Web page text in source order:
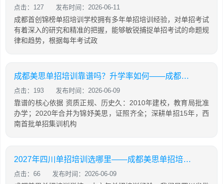
点击：127 发布时间：2026-06-11
成都首创锦榜单招培训学校拥有多年单招培训经验，对单招考试
有着深入的研究和精准的把握，能够敏锐捕捉单招考试的命题规
律和趋势，根据每年考试政
成都美思单招培训靠谱吗？升学率如何——成都锦妤美思学校
点击：193 发布时间：2026-06-09
靠谱的核心依据 资质正规、历史久：2010年建校，教育局批准
办学；2020年合并为锦妤美思，证照齐全；深耕单招15年，西
南首批单招集训机构
2027年四川单招培训选哪里——成都美思单招培训学校
点击：66 发布时间：2026-06-09